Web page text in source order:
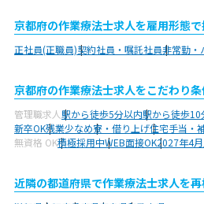
京都府の作業療法士求人を雇用形態で
正社員(正職員)契約社員・嘱託社員非常勤・
京都府の作業療法士求人をこだわり
管理職求人駅から徒歩5分以内駅から徒歩10
新卒OK残業少なめ寮・借り上げ住宅手当・
無資格 OK積極採用中WEB面接OK2027年4
近隣の都道府県で作業療法士求人を